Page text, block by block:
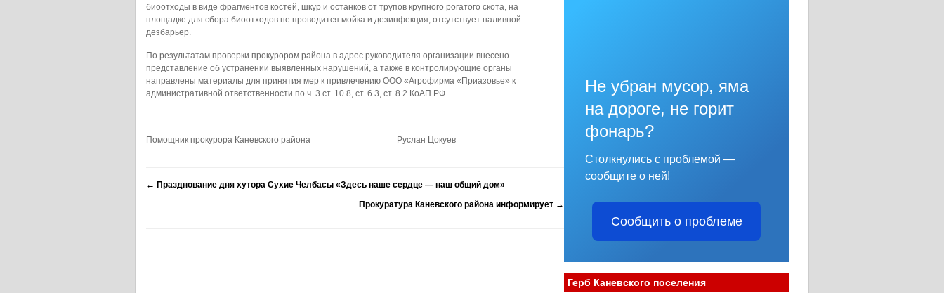
биоотходы в виде фрагментов костей, шкур и останков от трупов крупного рогатого скота, на
площадке для сбора биоотходов не проводится мойка и дезинфекция, отсутствует наливной
дезбарьер.
По результатам проверки прокурором района в адрес руководителя организации внесено
представление об устранении выявленных нарушений, а также в контролирующие органы
направлены материалы для принятия мер к привлечению ООО «Агрофирма «Приазовье» к
административной ответственности по ч. 3 ст. 10.8, ст. 6.3, ст. 8.2 КоАП РФ.
Помощник прокурора Каневского района Руслан Цокуев
← Празднование дня хутора Сухие Челбасы «Здесь наше сердце — наш общий дом»
Прокуратура Каневского района информирует →
Не убран мусор, яма
на дороге, не горит
фонарь?
Столкнулись с проблемой —
сообщите о ней!
Сообщить о проблеме
Герб Каневского поселения